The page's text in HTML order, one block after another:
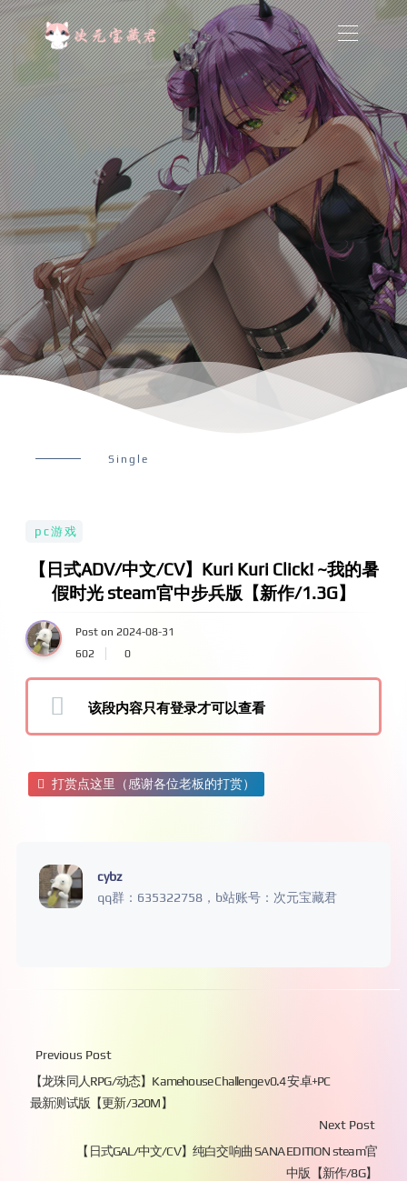
Single
pc游戏
【日式ADV/中文/CV】Kuri Kuri Click! ~我的暑
假时光 steam官中步兵版【新作/1.3G】
Post on 2024-08-31
602
0
该段内容只有登录才可以查看
打赏点这里（感谢各位老板的打赏）
cybz
qq群：635322758，b站账号：次元宝藏君
Previous Post
【龙珠同人RPG/动态】Kamehouse Challenge v0.4 安卓+PC
最新测试版【更新/320M】
Next Post
【日式GAL/中文/CV】纯白交响曲 SANA EDITION steam官
中版【新作/8G】